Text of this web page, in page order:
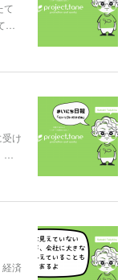
て
…
け
済